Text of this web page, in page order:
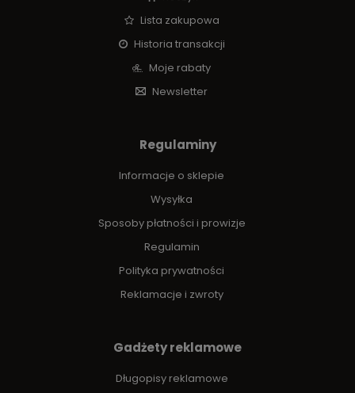
Lista zakupowa
Historia transakcji
Moje rabaty
Newsletter
Regulaminy
Informacje o sklepie
Wysyłka
Sposoby płatności i prowizje
Regulamin
Polityka prywatności
Reklamacje i zwroty
Gadżety reklamowe
Długopisy reklamowe